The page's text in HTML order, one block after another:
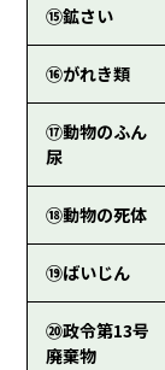
⑮鉱さい
⑯がれき類
⑰動物のふん
尿
⑱動物の死体
⑲ばいじん
⑳政令第13号
廃棄物